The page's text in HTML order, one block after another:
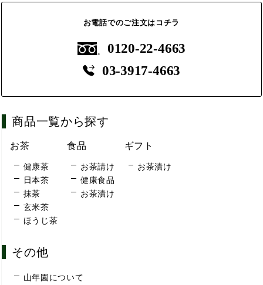
お電話でのご注文はコチラ
0120-22-4663
03-3917-4663
商品一覧から探す
お茶
健康茶
日本茶
抹茶
玄米茶
ほうじ茶
食品
お茶請け
健康食品
お茶漬け
ギフト
お茶漬け
その他
山年園について